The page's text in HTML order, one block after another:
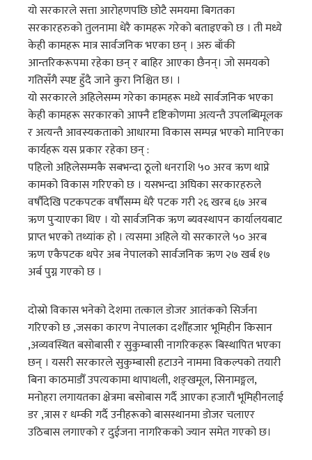
यो सरकारले सत्ता आरोहणपछि छोटै समयमा बिगतका
सरकारहरुको तुलनामा धेरै कामहरू गरेको बताइएको छ । ती मध्ये
केही कामहरू मात्र सार्वजनिक भएका छन् । अरु बाँकी
आन्तरिकरूपमा रहेका छन् र बाहिर आएका छैनन्। जो समयको
गतिसँगै स्पष्ट हुँदै जाने कुरा निश्चित छ। ।
यो सरकारले अहिलेसम्म गरेका कामहरू मध्ये सार्वजनिक भएका
केही कामहरू सरकारको आफ्नै दृष्टिकोणमा अत्यन्तै उपलब्धिमूलक
र अत्यन्तै आवस्यकताको आधारमा विकास सम्पन्न भएको मानिएका
कार्यहरू यस प्रकार रहेका छन् :
पहिलो अहिलेसम्मकै सबभन्दा ठूलो धनराशि ५० अरव ऋण थाप्ने
कामको विकास गरिएको छ । यसभन्दा अघिका सरकारहरुले
वर्षौंदेखि पटकपटक वर्षौंसम्म धेरै पटक गरी २६ खरब ६७ अरब
ऋण पुर्‍याएका थिए । यो सार्वजनिक ऋण ब्यवस्थापन कार्यालयबाट
प्राप्त भएको तथ्यांक हो । त्यसमा अहिले यो सरकारले ५० अरब
ऋण एकैपटक थपेर अब नेपालको सार्वजनिक ऋण २७ खर्ब १७
अर्ब पुग्न गएको छ ।
दोस्रो विकास भनेको देशमा तत्काल डोजर आतंकको सिर्जना
गरिएको छ ,जसका कारण नेपालका दशौँहजार भूमिहीन किसान
,अव्यवस्थित बसोबासी र सुकुम्बासी नागरिकहरू बिस्थापित भएका
छन् । यसरी सरकारले सुकुम्बासी हटाउने नाममा विकल्पको तयारी
बिना काठमाडौँ उपत्यकामा थापाथली, शङ्खमूल, सिनामङ्गल,
मनोहरा लगायतका क्षेत्रमा बसोबास गर्दै आएका हजारौं भूमिहीनलाई
डर ,त्रास र धम्की गर्दै उनीहरूको बासस्थानमा डोजर चलाएर
उठिबास लगाएको र दुईजना नागरिकको ज्यान समेत गएको छ।